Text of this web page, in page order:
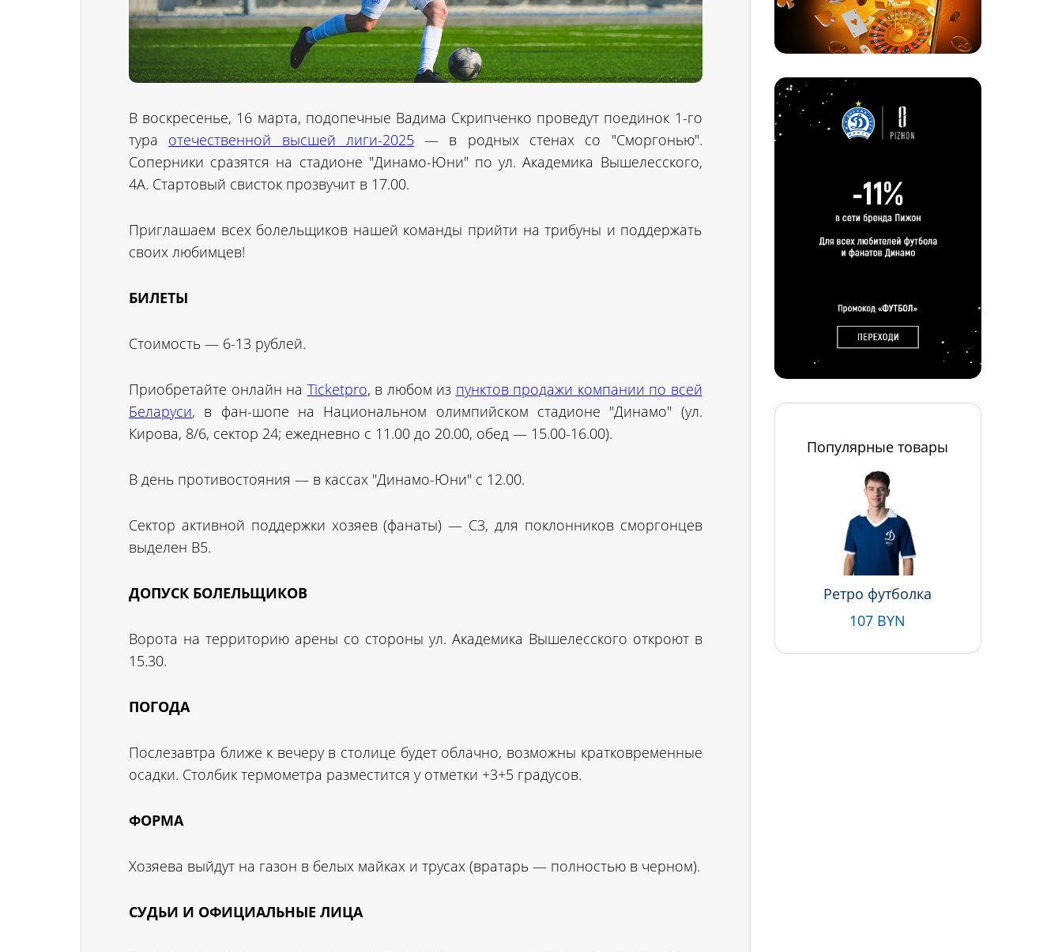
В воскресенье, 16 марта, подопечные Вадима Скрипченко проведут поединок 1-го
тура отечественной высшей лиги-2025— в родных стенах со "Сморгонью".
Соперники сразятся на стадионе "Динамо-Юни" по ул. Академика Вышелесского,
4А. Стартовый свисток прозвучит в 17.00.
Приглашаем всех болельщиков нашей команды прийти на трибуны и поддержать
своих любимцев!
БИЛЕТЫ
Стоимость — 6-13 рублей.
Приобретайте онлайн на Ticketpro, в любом из пунктов продажи компании по всей
Беларуси, в фан-шопе на Национальном олимпийском стадионе "Динамо" (ул.
Кирова, 8/6, сектор 24; ежедневно с 11.00 до 20.00, обед — 15.00-16.00).
В день противостояния — в кассах "Динамо-Юни" с 12.00.
Сектор активной поддержки хозяев (фанаты) — C3, для поклонников сморгонцев
выделен B5.
ДОПУСК БОЛЕЛЬЩИКОВ
Ворота на территорию арены со стороны ул. Академика Вышелесского откроют в
15.30.
ПОГОДА
Послезавтра ближе к вечеру в столице будет облачно, возможны кратковременные
осадки. Столбик термометра разместится у отметки +3+5 градусов.
ФОРМА
Хозяева выйдут на газон в белых майках и трусах (вратарь — полностью в черном).
СУДЬИ И ОФИЦИАЛЬНЫЕ ЛИЦА
Популярные товары
Ретро футболка
107 BYN